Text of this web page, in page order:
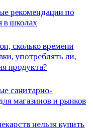
рекомендации по
в школах
сколько времени
употреблять ли,
продукта?
санитарно-
магазинов и рынков
нельзя купить